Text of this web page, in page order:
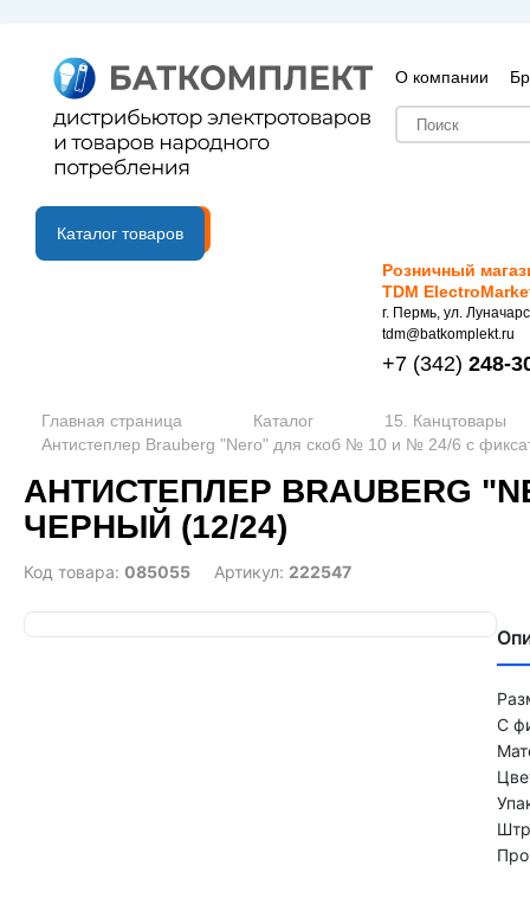
О компании
B2B портал
Каталог товаров
Розничный
TDM
г. Пермь, ул.
tdm@batkomplekt.ru
+7 (342) 248-
Главная страница Каталог
15. Канцтовары
Антистеплер Brauberg "Nero" для скоб № 10 и № 24/6 с
АНТИСТЕПЛЕР BRAUBERG
ЧЕРНЫЙ (12/24)
Код товара: 085055 Артикул: 222547
С